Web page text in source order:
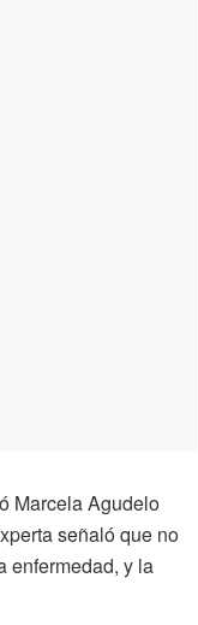
Marcela Agudelo
señaló que no
enfermedad, y la